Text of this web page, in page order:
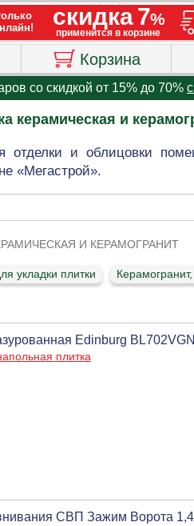
Корзина
со скидкой от 15% до 70%
керамическая и
отделки и облицовки
«Мегастрой».
И КЕРАМОГРАНИТ
укладки плитки
Edinburg
плитка
СВП Зажим Ворота